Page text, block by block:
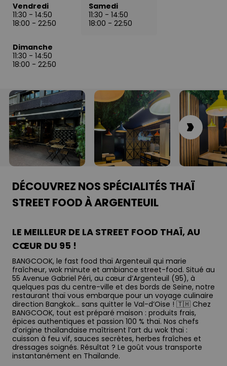
Vendredi
11:30 - 14:50
18:00 - 22:50
Samedi
11:30 - 14:50
18:00 - 22:50
Dimanche
11:30 - 14:50
18:00 - 22:50
DÉCOUVREZ NOS SPÉCIALITÉS THAÏ
STREET FOOD À ARGENTEUIL
LE MEILLEUR DE LA STREET FOOD THAÏ, AU
CŒUR DU 95 !
BANGCOOK, le fast food thaï Argenteuil qui marie
fraîcheur, wok minute et ambiance street-food. Situé au
55 Avenue Gabriel Péri, au cœur d’Argenteuil (95), à
quelques pas du centre-ville et des bords de Seine, notre
restaurant thaï vous embarque pour un voyage culinaire
direction Bangkok… sans quitter le Val-d’Oise ! 🇹🇭 Chez
BANGCOOK, tout est préparé maison : produits frais,
épices authentiques et passion 100 % thaï. Nos chefs
d’origine thaïlandaise maîtrisent l’art du wok thaï :
cuisson à feu vif, sauces secrètes, herbes fraîches et
dressages soignés. Résultat ? Le goût vous transporte
instantanément en Thaïlande.